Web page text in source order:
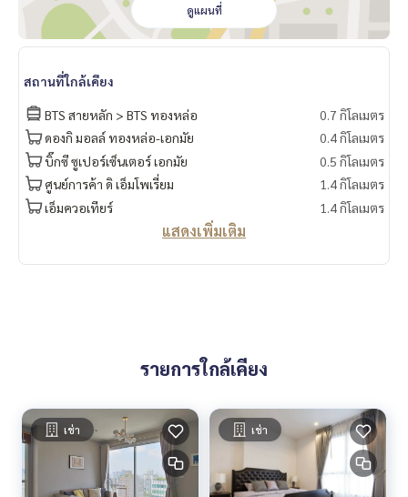
t you like peaceful condo ,must be HQ Thonglor!!🔥 Just o
nly 197Unit🔥
🔥ใครเป็นชาวทองหล่อตัวจริง ใช้ชีวิตในทองหล่อ แต่ก็ชอบคอนโ
ดสงบๆ ต้อง HQ Thonglor!!🔥
มีแค่ 197 ยูนิตเท่านั้น
วัยรุ่นทองหล่อต้องกริ๊ด❤️
Thonglor people will squealed with joy.❤️
จุดเด่นของโครงการจะเห็นเส้นรูปตัว V เฉียง ๆ อยู่ด้านข้างตึกซึ่งเป็
นดีไซน์เฉพาะของแสนสิริ ส่วนภายในออกแบบภายใต้คอนเซปต์ J
ewel of Thonglor หมายถึงอัญมณีที่ทรงคุณค่าในย่านธุรกิจอย่าง
ใส ทำให้ดูร่มรื่นจนลืมไปเลยว่าเป็นคอนโดอยู่ใจกลางเมือง
ยูนิตต่อชั้นสูงสุด 8 ยูนิต
ที่จอดรถประมาณ 150 คันคิดเป็น 76% รวมจอดซ้อนคัน คิดเป็น 8
1%
Facility / ส่วนกลาง
ดูแผนที่
สถานที่ใกล้เคียง
BTS สายหลัก > BTS ทองหล่อ
0.7 กิโลเมตร
ดองกิ มอลล์ ทองหล่อ-เอกมัย
0.4 กิโลเมตร
บิ๊กซี ซูเปอร์เซ็นเตอร์ เอกมัย
0.5 กิโลเมตร
ศูนย์การค้า ดิ เอ็มโพเรี่ยม
1.4 กิโลเมตร
เอ็มควอเทียร์
1.4 กิโลเมตร
แสดงเพิ่มเติม
รายการใกล้เคียง
เช่า เช่า